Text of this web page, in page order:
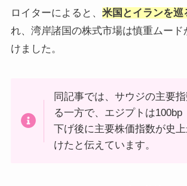
ロイターによると、 米国とイランを巡
れ、湾岸諸国の株式市場は慎重ムード
けました。
同記事では、サウジの主要
る一方で、エジプトは100bp
下げ後に主要株価指数が史
けたと伝えています。